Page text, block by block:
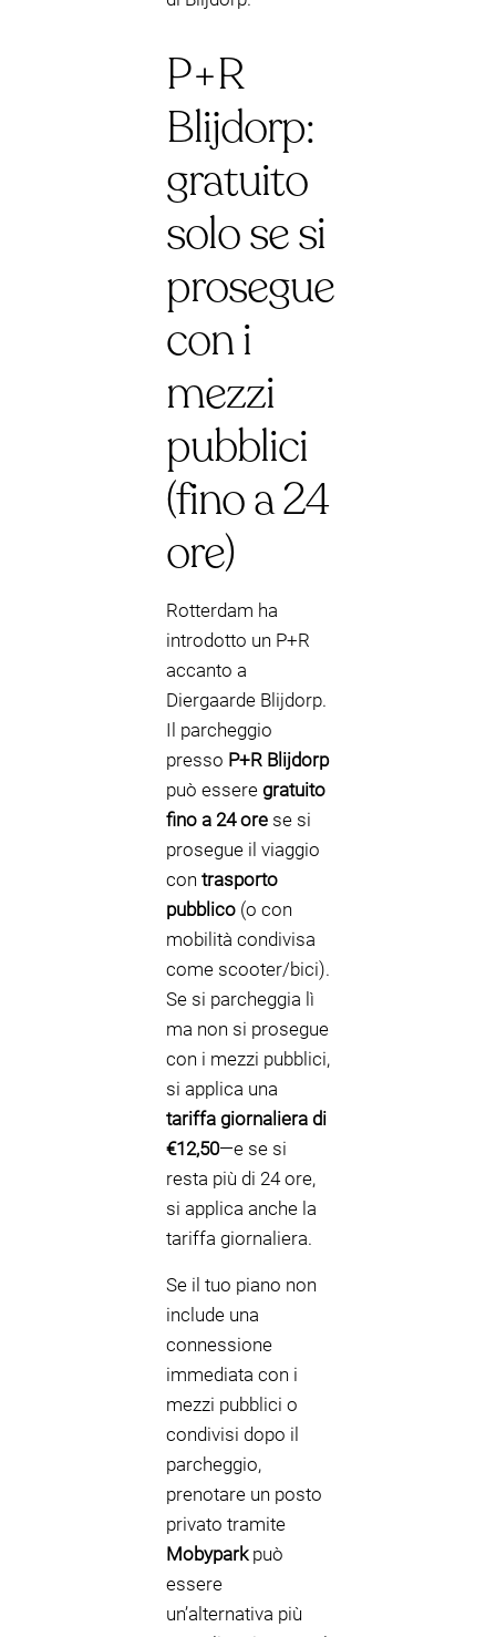
P+R
Blijdorp:
gratuito
solo se si
prosegue
con i
mezzi
pubblici
(fino a 24
ore)
Rotterdam ha
introdotto un P+R
accanto a
Diergaarde Blijdorp.
Il parcheggio
presso P+R Blijdorp
può essere gratuito
fino a 24 ore se si
prosegue il viaggio
con trasporto
pubblico (o con
mobilità condivisa
come scooter/bici).
Se si parcheggia lì
ma non si prosegue
con i mezzi pubblici,
si applica una
tariffa giornaliera di
€12,50—e se si
resta più di 24 ore,
si applica anche la
tariffa giornaliera.
Se il tuo piano non
include una
connessione
immediata con i
mezzi pubblici o
condivisi dopo il
parcheggio,
prenotare un posto
privato tramite
Mobyparkpuò
essere
un’alternativa più